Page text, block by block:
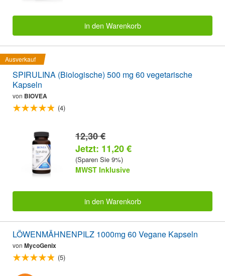
in den Warenkorb
Ausverkauf
SPIRULINA (Biologische) 500 mg 60 vegetarische
Kapseln
von BIOVEA
(4)
12,30 €
Jetzt: 11,20 €
(Sparen Sie 9%)
MWST Inklusive
in den Warenkorb
LÖWENMÄHNENPILZ 1000mg 60 Vegane Kapseln
von MycoGenix
(5)